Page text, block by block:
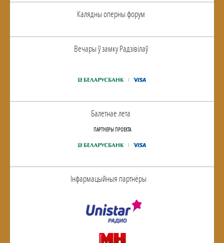
Калядны оперны форум
Вечары ў замку Радзiвiлаў
Балетнае лета
ПАРТНЕРЫ ПРОЕКТА
Інфармацыйныя партнёры